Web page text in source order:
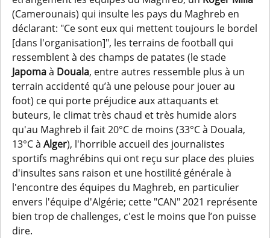
(Camerounais) qui insulte les pays du Maghreb en
déclarant: "Ce sont eux qui mettent toujours le bordel
[dans l'organisation]", les terrains de football qui
ressemblent à des champs de patates (le stade
Japomaà Douala, entre autres ressemble plus à un
terrain accidenté qu’à une pelouse pour jouer au
foot) ce qui porte préjudice aux attaquants et
buteurs, le climat très chaud et très humide alors
qu'au Maghreb il fait 20°C de moins (33°C à Douala,
13°C àAlger), l'horrible accueil des journalistes
sportifs maghrébins qui ont reçu sur place des pluies
d'insultes sans raison et une hostilité générale à
l'encontre des équipes du Maghreb, en particulier
envers l'équipe d'Algérie; cette "CAN" 2021 représente
bien trop de challenges, c'est le moins que l’on puisse
dire.